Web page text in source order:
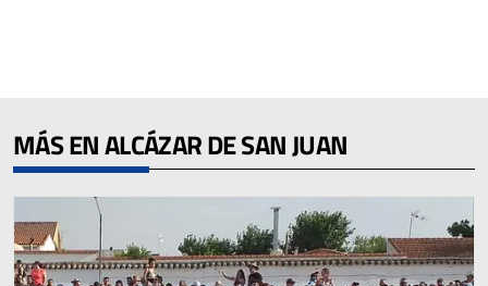
MÁS EN ALCÁZAR DE SAN JUAN